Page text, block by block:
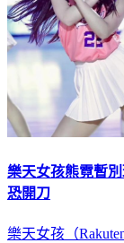
樂天女孩熊霓暫
恐開刀
樂天女孩（